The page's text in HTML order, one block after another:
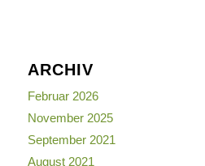
ARCHIV
Februar 2026
November 2025
September 2021
August 2021